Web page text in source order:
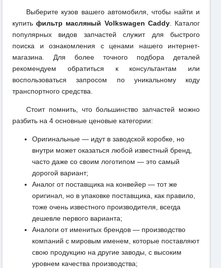
Выберите кузов вашего автомобиля, чтобы найти и
купитьфильтр масляный Volkswagen Caddy. Каталог
популярных видов запчастей служит для быстрого
поиска и ознакомления с ценами нашего интернет-
магазина. Для более точного подбора деталей
рекомендуем обратиться к консультантам или
воспользоваться запросом по уникальному коду
транспортного средства.
Стоит помнить, что большинство запчастей можно
разбить на 4 основные ценовые категории:
Оригинальные — идут в заводской коробке, но
внутри может оказаться любой известный бренд,
часто даже со своим логотипом — это самый
дорогой вариант;
Аналог от поставщика на конвейер — тот же
оригинал, но в упаковке поставщика, как правило,
тоже очень известного производителя, всегда
дешевле первого варианта;
Аналоги от именитых брендов — производство
компаний с мировым именем, которые поставляют
свою продукцию на другие заводы, с высоким
уровнем качества производства;